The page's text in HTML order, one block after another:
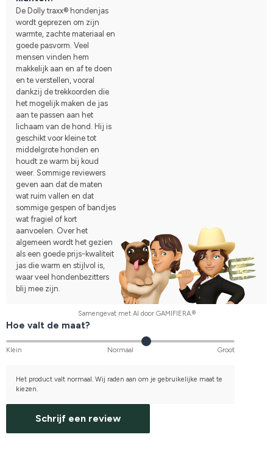
De Dolly traxx® hondenjas
wordt geprezen om zijn
warmte, zachte materiaal en
goede pasvorm. Veel
mensen vinden hem
makkelijk aan en af te doen
en te verstellen, vooral
dankzij de trekkoorden die
het mogelijk maken de jas
aan te passen aan het
lichaam van de hond. Hij is
geschikt voor kleine tot
middelgrote honden en
houdt ze warm bij koud
weer. Sommige reviewers
geven aan dat de maten
wat ruim vallen en dat
sommige gespen of bandjes
wat fragiel of kort
aanvoelen. Over het
algemeen wordt het gezien
als een goede prijs-kwaliteit
jas die warm en stijlvol is,
waar veel hondenbezitters
blij mee zijn.
Samengevat met AI door GAMIFIERA.®
Hoe valt de maat?
Klein Normaal Groot
Het product valt normaal. Wij raden aan om je gebruikelijke maat te
kiezen.
Schrijf een review